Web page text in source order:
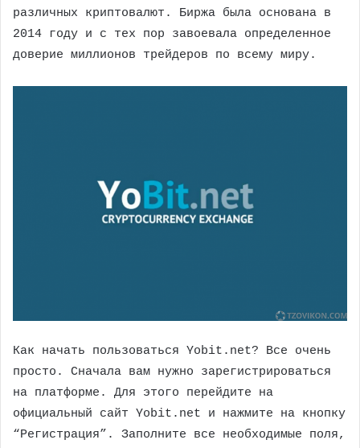
различных криптовалют. Биржа была основана в
2014 году и с тех пор завоевала определенное
доверие миллионов трейдеров по всему миру.
Как начать пользоваться Yobit.net? Все очень
просто. Сначала вам нужно зарегистрироваться
на платформе. Для этого перейдите на
официальный сайт Yobit.net и нажмите на кнопку
“Регистрация”. Заполните все необходимые поля,